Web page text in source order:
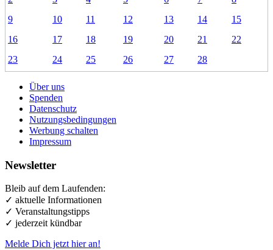
9
10 11 12 13 14
15
16
17 18 19 20 21
22
23
24 25 26 27 28
Über uns
Spenden
Datenschutz
Nutzungsbedingungen
Werbung schalten
Impressum
Newsletter
Bleib auf dem Laufenden:
✓ aktuelle Informationen
✓ Veranstaltungstipps
✓ jederzeit kündbar
Melde Dich jetzt hier an!